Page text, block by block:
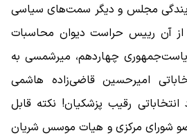
مجلس و دیگر سمت‌های سیاسی
آن رییس حراست دیوان محاسبات
چهاردهم، میرشمسی به
امیرحسین قاضی‌زاده هاشمی
رقیب پزشکیان! نکته قابل
شورای مرکزی و هیات موسس شریان